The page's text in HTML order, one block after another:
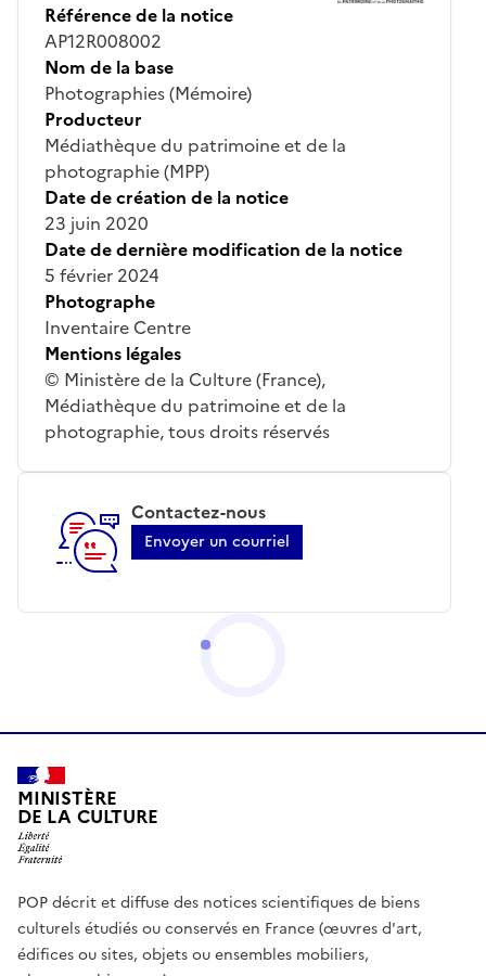
Référence de la notice
AP12R008002
Nom de la base
Photographies (Mémoire)
Producteur
Médiathèque du patrimoine et de la
photographie (MPP)
Date de création de la notice
23 juin 2020
Date de dernière modification de la notice
5 février 2024
Photographe
Inventaire Centre
Mentions légales
© Ministère de la Culture (France),
Médiathèque du patrimoine et de la
photographie, tous droits réservés
Contactez-nous
Envoyer un courriel
MINISTÈRE
DE LA CULTURE
POP décrit et diffuse des notices scientifiques de biens
culturels étudiés ou conservés en France (œuvres d'art,
édifices ou sites, objets ou ensembles mobiliers,